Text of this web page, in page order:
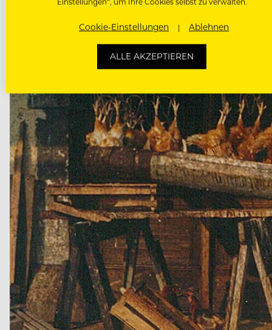
Pommes auch gleich mitbringen!‘“, erzählt der Sohn
Cookie-Einstellungen Ablehnen
ALLE AKZEPTIEREN